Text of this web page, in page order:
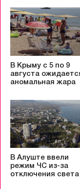
В Крыму с 5 по 9
августа
аномальная жара
В Алуште ввели
режим ЧС из-за
отключения света